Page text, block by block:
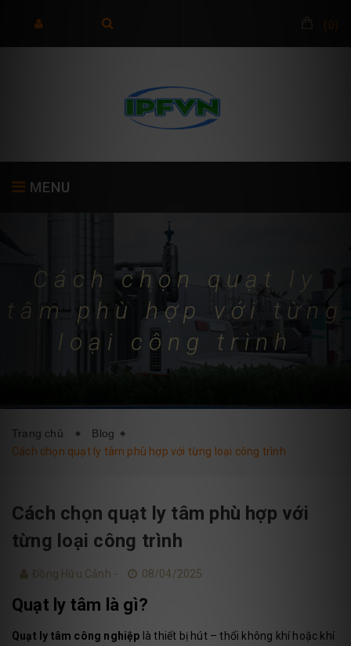
(0)
MENU
GIỚI THIỆU
BLOG LIÊN HỆ
Cách chọn quạt ly
tâm phù hợp với từng
loại công trình
Trang chủ
Blog
Cách chọn quạt ly tâm phù hợp với từng loại công trình
Cách chọn quạt ly tâm phù hợp với
từng loại công trình
Đồng Hữu Cảnh - 08/04/2025
Quạt ly tâm là gì?
Quạt ly tâm công nghiệp là thiết bị hút – thổi không khí hoặc khí